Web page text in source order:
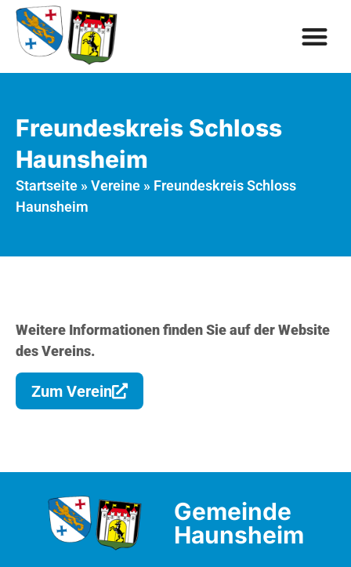
Freundeskreis Schloss
Haunsheim
Startseite » Vereine » Freundeskreis Schloss
Haunsheim
Weitere Informationen finden Sie auf der Website
des Vereins.
Zum Verein
Gemeinde
Haunsheim